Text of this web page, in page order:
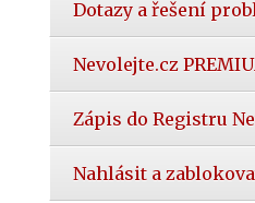
Dotazy a řešení
Nevolejte.cz
Zápis do Registru
Nahlásit a